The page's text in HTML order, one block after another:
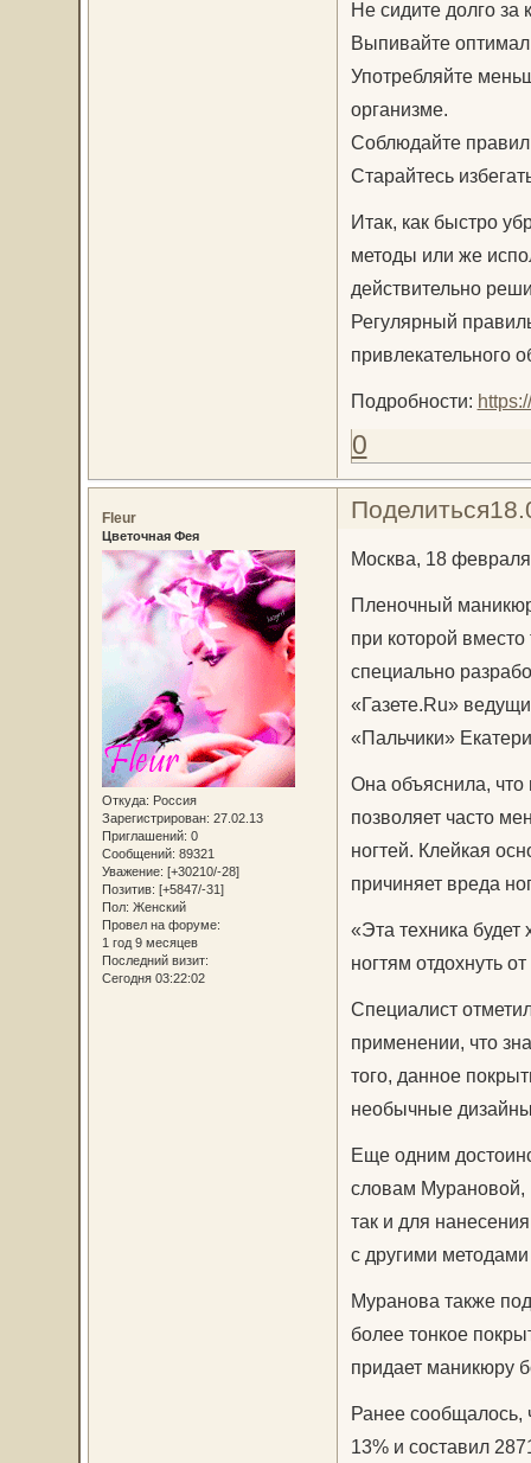
Не сидите долго за
Выпивайте
Употребляйте
организме.
Соблюдайте
Старайтесь
Итак, как быстро
методы или же
действительно
Регулярный
привлекательного
Подробности:
0
Поделиться
Fleur
Цветочная Фея
Откуда: Россия
Зарегистрирован: 27.02.13
Приглашений: 0
Сообщений: 89321
Уважение: [+30210/-28]
Позитив: [+5847/-31]
Пол: Женский
Провел на форуме:
1 год 9 месяцев
Последний визит:
Сегодня 03:22:02
Москва, 18
Пленочный
при которой вместо
специально
«Газете.Ru»
«Пальчики»
Она объяснила, что
позволяет часто
ногтей. Клейкая
причиняет вреда
«Эта техника будет
ногтям отдохнуть
Специалист
применении, что
того, данное
необычные
Еще одним
словам Мурановой,
так и для
с другими
Муранова также
более тонкое
придает маникюру
Ранее сообщалось,
13% и составил